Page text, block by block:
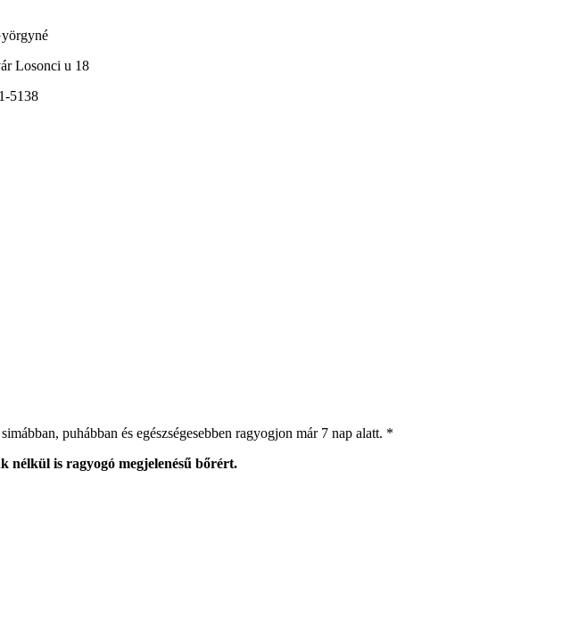
Losonci u 18
5138
puhábban és egészségesebben ragyogjon már 7 nap alatt. *
nélkül is ragyogó megjelenésű bőrért.